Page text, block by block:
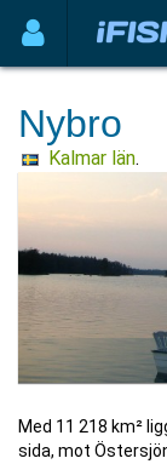
Nybro
Kalmar län.
Med 11 218 km²
sida, mot